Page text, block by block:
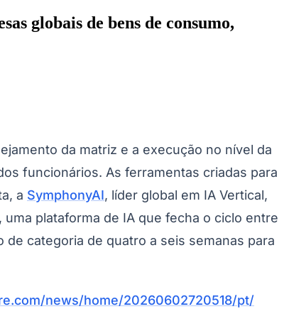
Silveira Jardim Tupã Jardim TupanciMutinga Nova
Silveira Vila Boa Vista
globais de bens de consumo,
da matriz e a execução no nível da
funcionários. As ferramentas criadas para
a SymphonyAI, líder global em IA Vertical,
plataforma de IA que fecha o ciclo entre
categoria de quatro a seis semanas para
news/home/20260602720518/pt/